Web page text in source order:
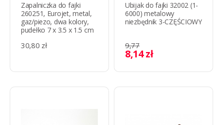
Zapalniczka do fajki
260251, Eurojet, metal,
gaz/piezo, dwa kolory,
pudełko 7 x 3.5 x 1.5 cm
30,80 zł
Ubijak do fajki 32002 (1-
6000) metalowy
niezbędnik 3-CZĘŚCIOWY
9,77
8,14 zł